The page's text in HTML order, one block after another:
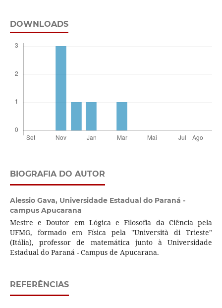
DOWNLOADS
BIOGRAFIA DO AUTOR
Alessio Gava, Universidade Estadual do Paraná -
campus Apucarana
Mestre e Doutor em Lógica e Filosofia da Ciência pela
UFMG, formado em Física pela "Università di Trieste"
(Itália), professor de matemática junto à Universidade
Estadual do Paraná - Campus de Apucarana.
REFERÊNCIAS